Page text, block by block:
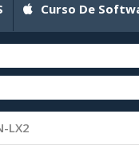
Curso De
LX2